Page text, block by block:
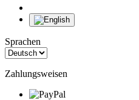
Sprachen
Zahlungsweisen